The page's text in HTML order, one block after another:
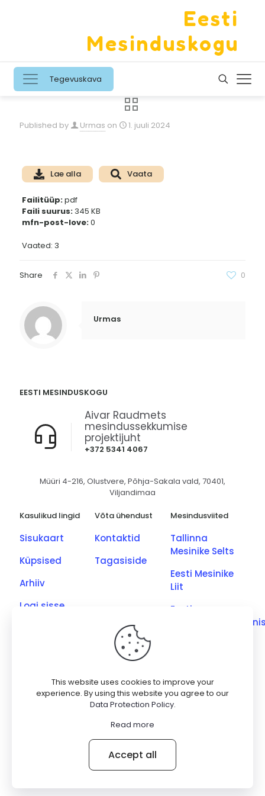
Eesti
Mesinduskogu
Tegevuskava
Published by Urmas on 1. juuli 2024
Vaated: 3
Lae alla Vaata
Failitüüp:pdf
Faili suurus:345 KB
mfn-post-love:0
Share 0
Urmas
EESTI MESINDUSKOGU
+372 5341 4067
Aivar Raudmets
mesindussekkumise
projektijuht
Müüri 4-216, Olustvere, Põhja-Sakala vald, 70401,
Viljandimaa
Kasulikud lingid
Sisukaart
Küpsised
Arhiiv
Logi sisse
Võta ühendust
Kontaktid
Tagasiside
Mesindusviited
Tallinna
Mesinike Selts
Eesti Mesinike
Liit
Eesti
Saaremaa
Meetootjate
Ühing
Powered byWordPress
This website uses cookies to improve your
experience. By using this website you agree to our
Data Protection Policy.
Read more
Accept all